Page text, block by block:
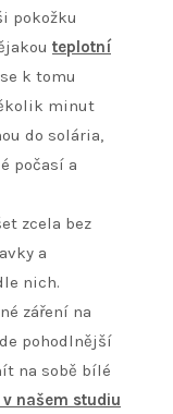
pokožku
teplotní
k tomu
minut
do solária,
počasí a
zcela bez
a
nich.
záření na
pohodlnější
na sobě bílé
našem studiu